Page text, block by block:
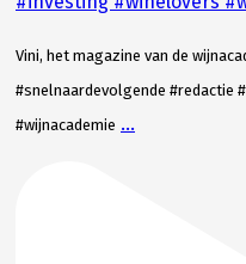
Vini, het magazine van de
#snelnaardevolgende #redactie
#wijnacademie ...